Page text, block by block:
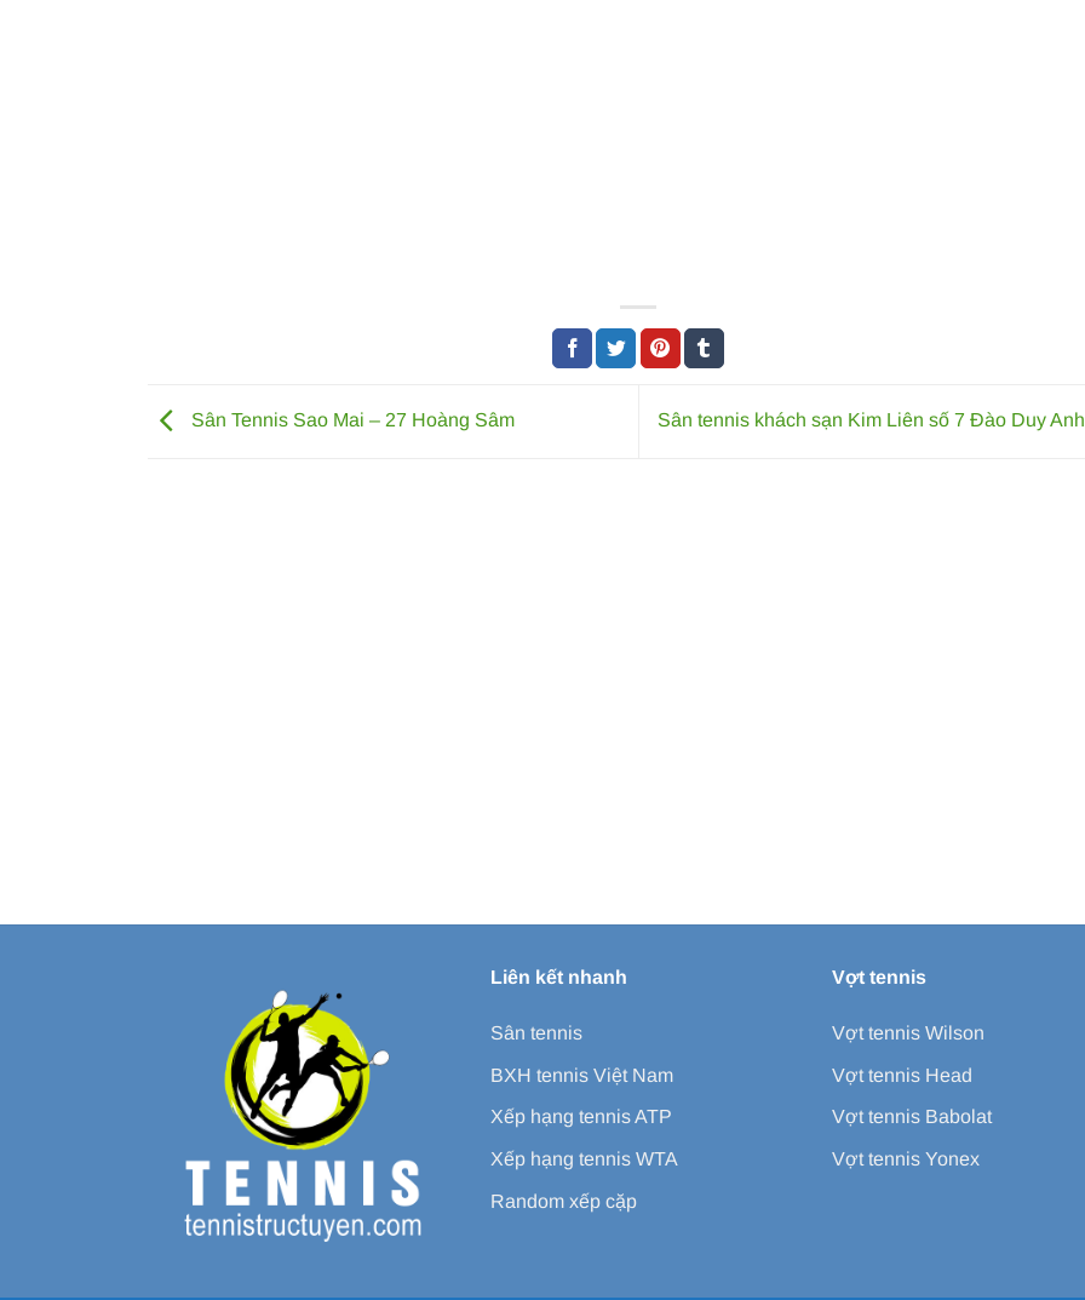
Sân Tennis Sao Mai – 27 Hoàng Sâm Sân tennis khách sạn Kim Liên số 7 Đào Duy
Liên kết nhanh
Sân tennis
BXH tennis Việt Nam
Xếp hạng tennis ATP
Xếp hạng tennis WTA
Random xếp cặp
Vợt tennis
Vợt tennis Wilson
Vợt tennis Head
Vợt tennis Babolat
Vợt tennis Yonex